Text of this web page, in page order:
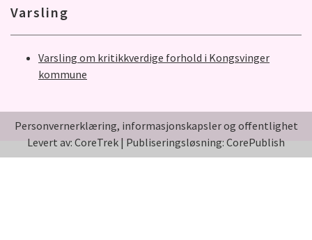
Varsling
Varsling om kritikkverdige forhold i Kongsvinger
kommune
Personvernerklæring, informasjonskapsler og offentlighet
Levert av: CoreTrek | Publiseringsløsning: CorePublish